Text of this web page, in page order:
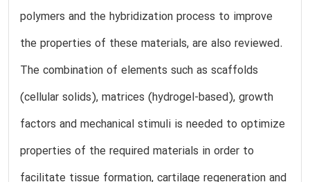
polymers and the hybridization process to improve
the properties of these materials, are also reviewed.
The combination of elements such as scaffolds
(cellular solids), matrices (hydrogel-based), growth
factors and mechanical stimuli is needed to optimize
properties of the required materials in order to